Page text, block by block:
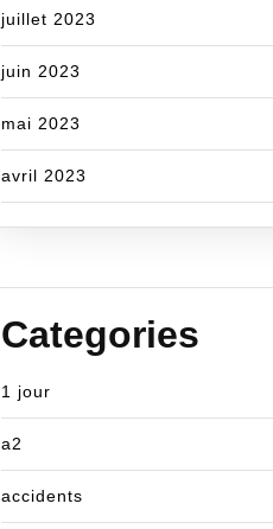
juillet 2023
juin 2023
mai 2023
avril 2023
Categories
1 jour
a2
accidents